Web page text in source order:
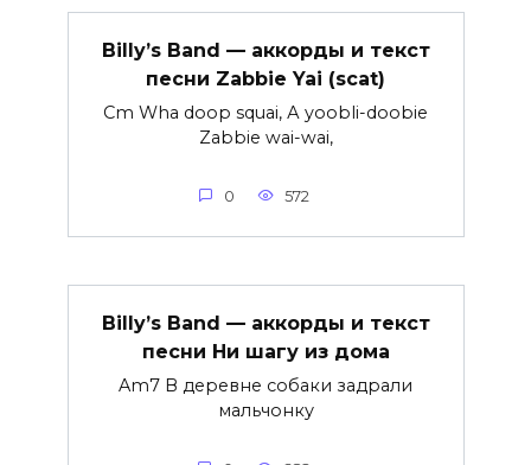
Billy’s Band — аккорды и текст
песни Zabbie Yai (scat)
Cm Wha doop squai, А yoobli-doobie
Zabbie wai-wai,
0 572
Billy’s Band — аккорды и текст
песни Ни шагу из дома
Am7 В деревне собаки задрали
мальчонку